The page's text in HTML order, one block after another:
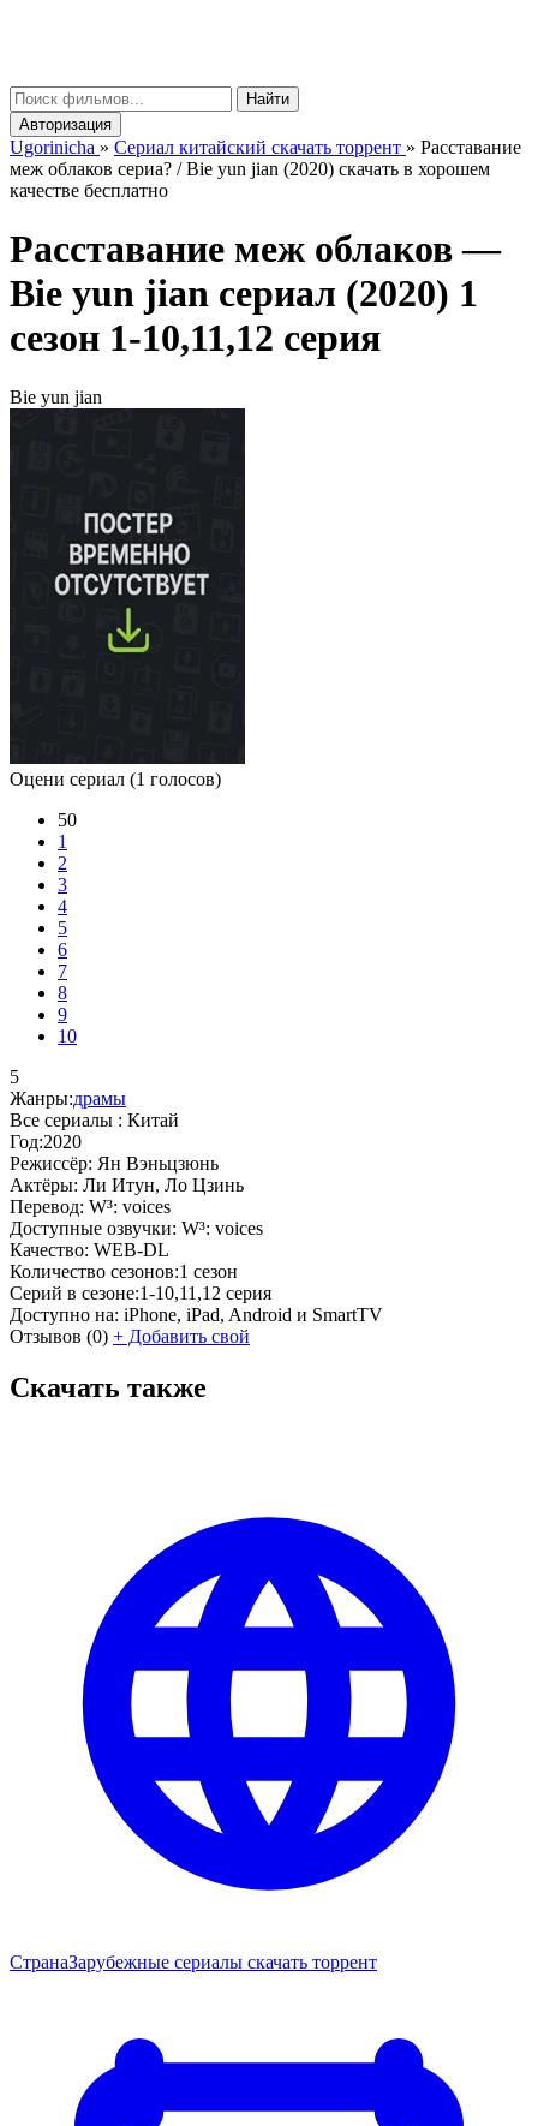
Найти
Авторизация
Ugorinicha » Сериал китайский скачать торрент » Расставание
меж облаков сериа? / Bie yun jian (2020) скачать в хорошем
качестве бесплатно
Расставание меж облаков —
Bie yun jian сериал (2020) 1
сезон 1-10,11,12 серия
Bie yun jian
Оцени сериал (1 голосов)
50
1
2
3
4
5
6
7
8
9
10
5
Жанры:драмы
Все сериалы : Китай
Год:2020
Режиссёр: Ян Вэньцзюнь
Актёры: Ли Итун, Ло Цзинь
Перевод: W³: voices
Доступные озвучки: W³: voices
Качество: WEB-DL
Количество сезонов:1 сезон
Серий в сезоне:1-10,11,12 серия
Доступно на: iPhone, iPad, Android и SmartTV
Отзывов (0) + Добавить свой
Скачать также
СтранаЗарубежные сериалы скачать торрент